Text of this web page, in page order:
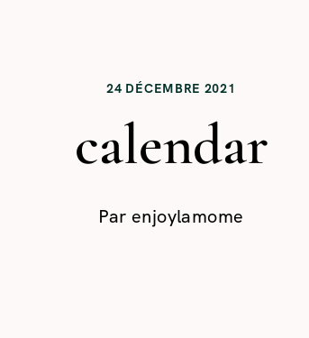
24 DÉCEMBRE 2021
calendar
Par enjoylamome